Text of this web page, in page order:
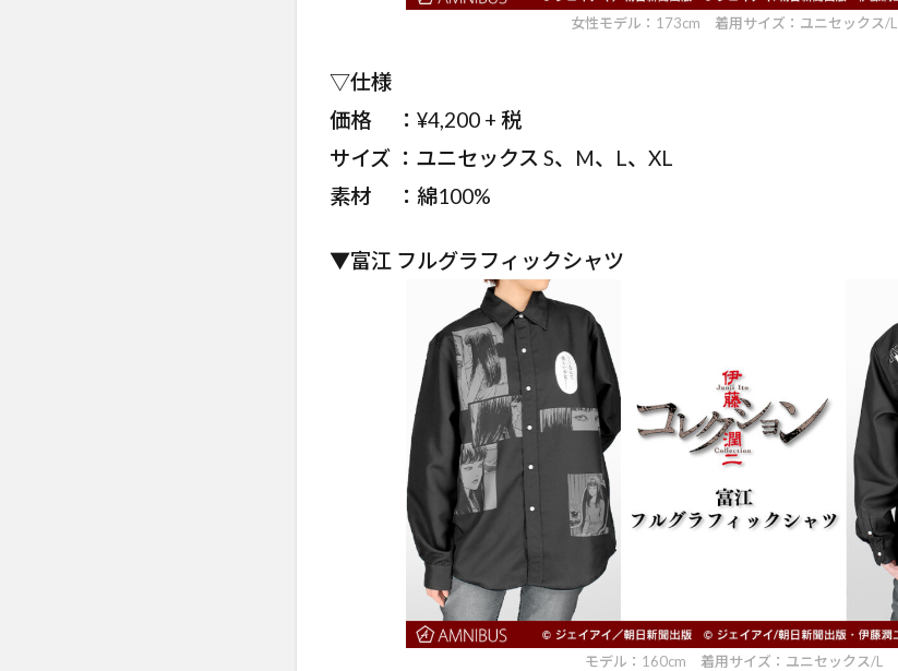
女性モデル：173cm 着用サイズ：ユニセックス/L
▽仕様
価格 ：¥4,200 + 税
サイズ ：ユニセックス S、M、L、XL
素材 ：綿100%
▼富江 フルグラフィックシャツ
モデル：160cm 着用サイズ：ユニセックス/L